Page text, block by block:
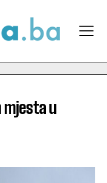
mjesta u